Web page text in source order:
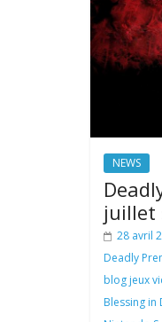
NEWS
juillet
28 avril
Deadly
blog jeux
Blessing in